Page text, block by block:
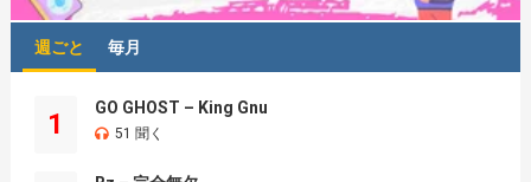
週ごと 毎月
1
GO GHOST – King Gnu
51 聞く